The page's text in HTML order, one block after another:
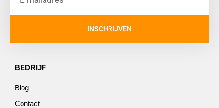
INSCHRIJVEN
BEDRIJF
Blog
Contact